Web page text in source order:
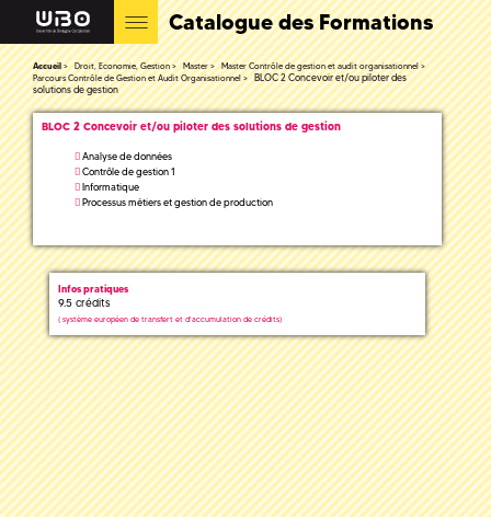
Catalogue des Formations
Accueil Droit, Economie, Gestion Master
Master Contrôle de gestion et audit organisationnel
Parcours Contrôle de Gestion et Audit Organisationnel
BLOC 2 Concevoir et/ou piloter des
solutions de gestion
BLOC 2 Concevoir et/ou piloter des solutions de gestion
Analyse de données
Contrôle de gestion 1
Informatique
Processus métiers et gestion de production
Infos pratiques
9.5 crédits
( système européen de transfert et d'accumulation de crédits)